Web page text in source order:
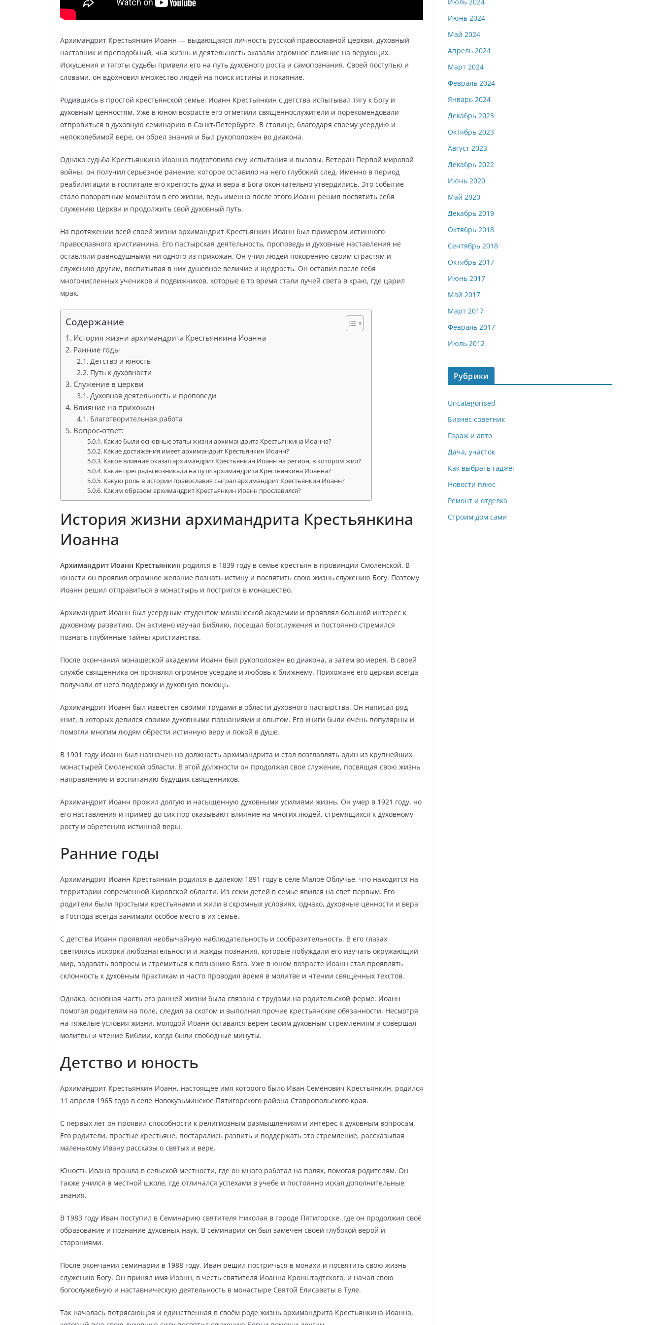
Архимандрит Крестьянкин Иоанн — выдающаяся личность русской православной церкви, духовный
наставник и преподобный, чья жизнь и деятельность оказали огромное влияние на верующих.
Искушения и тяготы судьбы привели его на путь духовного роста и самопознания. Своей поступью и
словами, он вдохновил множество людей на поиск истины и покаяние.
Родившись в простой крестьянской семье, Иоанн Крестьянкин с детства испытывал тягу к Богу и
духовным ценностям. Уже в юном возрасте его отметили священнослужители и порекомендовали
отправиться в духовную семинарию в Санкт-Петербурге. В столице, благодаря своему усердию и
непоколебимой вере, он обрел знания и был рукоположен во диакона.
Однако судьба Крестьянкина Иоанна подготовила ему испытания и вызовы. Ветеран Первой мировой
войны, он получил серьезное ранение, которое оставило на него глубокий след. Именно в период
реабилитации в госпитале его крепость духа и вера в Бога окончательно утвердились. Это событие
стало поворотным моментом в его жизни, ведь именно после этого Иоанн решил посвятить себя
служению Церкви и продолжить свой духовный путь.
На протяжении всей своей жизни архимандрит Крестьянкин Иоанн был примером истинного
православного христианина. Его пастырская деятельность, проповедь и духовные наставления не
оставляли равнодушными ни одного из прихожан. Он учил людей покорению своим страстям и
служению другим, воспитывая в них душевное величие и щедрость. Он оставил после себя
многочисленных учеников и подвижников, которые в то время стали лучей света в краю, где царил
мрак.
Содержание
История жизни архимандрита Крестьянкина Иоанна
Ранние годы
Детство и юность
Путь к духовности
Служение в церкви
Духовная деятельность и проповеди
Влияние на прихожан
Благотворительная работа
Вопрос-ответ:
Какие были основные этапы жизни архимандрита Крестьянкина Иоанна?
Какие достижения имеет архимандрит Крестьянкин Иоанн?
Какое влияние оказал архимандрит Крестьянкин Иоанн на регион, в котором жил?
Какие преграды возникали на пути архимандрита Крестьянкина Иоанна?
Какую роль в истории православия сыграл архимандрит Крестьянкин Иоанн?
Каким образом архимандрит Крестьянкин Иоанн прославился?
История жизни архимандрита Крестьянкина
Иоанна
Архимандрит Иоанн Крестьянкин родился в 1839 году в семье крестьян в провинции Смоленской. В
юности он проявил огромное желание познать истину и посвятить свою жизнь служению Богу. Поэтому
Иоанн решил отправиться в монастырь и постригся в монашество.
Архимандрит Иоанн был усердным студентом монашеской академии и проявлял большой интерес к
духовному развитию. Он активно изучал Библию, посещал богослужения и постоянно стремился
познать глубинные тайны христианства.
После окончания монашеской академии Иоанн был рукоположен во диакона, а затем во иерея. В своей
службе священника он проявлял огромное усердие и любовь к ближнему. Прихожане его церкви всегда
получали от него поддержку и духовную помощь.
Архимандрит Иоанн был известен своими трудами в области духовного пастырства. Он написал ряд
книг, в которых делился своими духовными познаниями и опытом. Его книги были очень популярны и
помогли многим людям обрести истинную веру и покой в душе.
В 1901 году Иоанн был назначен на должность архимандрита и стал возглавлять один из крупнейших
монастырей Смоленской области. В этой должности он продолжал свое служение, посвящая свою жизнь
направлению и воспитанию будущих священников.
Архимандрит Иоанн прожил долгую и насыщенную духовными усилиями жизнь. Он умер в 1921 году, но
его наставления и пример до сих пор оказывают влияние на многих людей, стремящихся к духовному
росту и обретению истинной веры.
Ранние годы
Архимандрит Иоанн Крестьянкин родился в далеком 1891 году в селе Малое Облучье, что находится на
территории современной Кировской области. Из семи детей в семье явился на свет первым. Его
родители были простыми крестьянами и жили в скромных условиях, однако, духовные ценности и вера
в Господа всегда занимали особое место в их семье.
С детства Иоанн проявлял необычайную наблюдательность и сообразительность. В его глазах
светились искорки любознательности и жажды познания, которые побуждали его изучать окружающий
мир, задавать вопросы и стремиться к познанию Бога. Уже в юном возрасте Иоанн стал проявлять
склонность к духовным практикам и часто проводил время в молитве и чтении священных текстов.
Однако, основная часть его ранней жизни была связана с трудами на родительской ферме. Иоанн
помогал родителям на поле, следил за скотом и выполнял прочие крестьянские обязанности. Несмотря
на тяжелые условия жизни, молодой Иоанн оставался верен своим духовным стремлениям и совершал
молитвы и чтение Библии, когда были свободные минуты.
Детство и юность
Архимандрит Крестьянкин Иоанн, настоящее имя которого было Иван Семёнович Крестьянкин, родился
11 апреля 1965 года в селе Новокузьминское Пятигорского района Ставропольского края.
С первых лет он проявил способности к религиозным размышлениям и интерес к духовным вопросам.
Его родители, простые крестьяне, постарались развить и поддержать это стремление, рассказывая
маленькому Ивану рассказы о святых и вере.
Юность Ивана прошла в сельской местности, где он много работал на полях, помогая родителям. Он
также учился в местной школе, где отличался успехами в учебе и постоянно искал дополнительные
знания.
В 1983 году Иван поступил в Семинарию святителя Николая в городе Пятигорске, где он продолжил своё
образование и познание духовных наук. В семинарии он был замечен своей глубокой верой и
стараниями.
После окончания семинарии в 1988 году, Иван решил постричься в монахи и посвятить свою жизнь
служению Богу. Он принял имя Иоанн, в честь святителя Иоанна Кронштадтского, и начал свою
богослужебную и наставническую деятельность в монастыре Святой Елисаветы в Туле.
Так началась потрясающая и единственная в своём роде жизнь архимандрита Крестьянкина Иоанна,
Июнь 2024
Май 2024
Апрель 2024
Март 2024
Февраль 2024
Январь 2024
Декабрь 2023
Октябрь 2023
Август 2023
Декабрь 2022
Июнь 2020
Май 2020
Декабрь 2019
Октябрь 2018
Сентябрь 2018
Октябрь 2017
Июнь 2017
Май 2017
Март 2017
Февраль 2017
Июль 2012
Рубрики
Uncategorised
Бизнес советник
Гараж и авто
Дача, участок
Как выбрать гаджет
Новости плюс
Ремонт и отделка
Строим дом сами